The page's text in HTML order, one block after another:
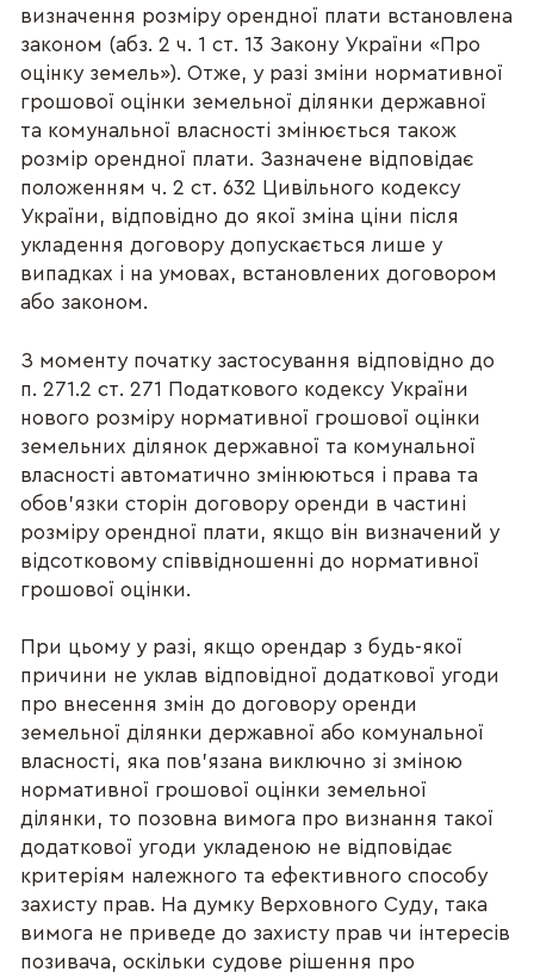
визначення розміру орендної плати встановлена
законом (абз. 2 ч. 1 ст. 13 Закону України «Про
оцінку земель»). Отже, у разі зміни нормативної
грошової оцінки земельної ділянки державної
та комунальної власності змінюється також
розмір орендної плати. Зазначене відповідає
положенням ч. 2 ст. 632 Цивільного кодексу
України, відповідно до якої зміна ціни після
укладення договору допускається лише у
випадках і на умовах, встановлених договором
або законом.
З моменту початку застосування відповідно до
п. 271.2 ст. 271 Податкового кодексу України
нового розміру нормативної грошової оцінки
земельних ділянок державної та комунальної
власності автоматично змінюються і права та
обов’язки сторін договору оренди в частині
розміру орендної плати, якщо він визначений у
відсотковому співвідношенні до нормативної
грошової оцінки.
При цьому у разі, якщо орендар з будь-якої
причини не уклав відповідної додаткової угоди
про внесення змін до договору оренди
земельної ділянки державної або комунальної
власності, яка пов’язана виключно зі зміною
нормативної грошової оцінки земельної
ділянки, то позовна вимога про визнання такої
додаткової угоди укладеною не відповідає
критеріям належного та ефективного способу
захисту прав. На думку Верховного Суду, така
вимога не приведе до захисту прав чи інтересів
позивача, оскільки судове рішення про